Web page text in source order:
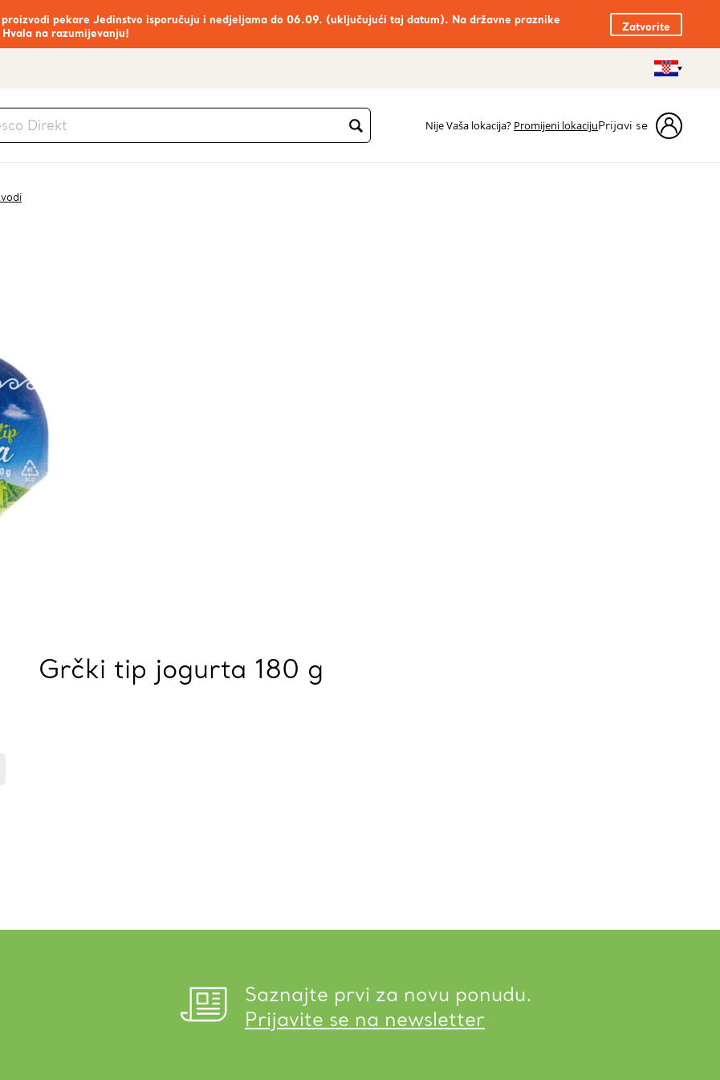
pekare Jedinstvo isporučuju i nedjeljama do 06.09. (uključujući taj datum). Na državne praznike
na razumijevanju!
Zatvorite
Nije Vaša lokacija? Promijeni lokacijuPrijavi se
Grčki tip jogurta 180 g
Saznajte prvi za novu ponudu.
Prijavite se na newsletter